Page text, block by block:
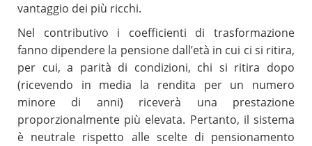
vantaggio dei più ricchi.
Nel contributivo i coefficienti di trasformazione
fanno dipendere la pensione dall’età in cui ci si ritira,
per cui, a parità di condizioni, chi si ritira dopo
(ricevendo in media la rendita per un numero
minore di anni) riceverà una prestazione
proporzionalmente più elevata. Pertanto, il sistema
è neutrale rispetto alle scelte di pensionamento